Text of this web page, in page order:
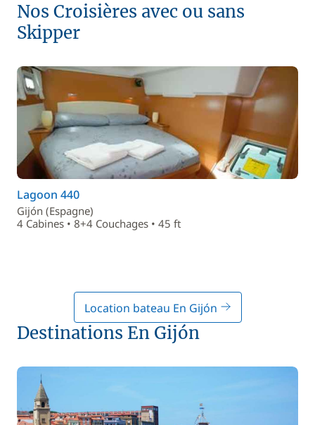
Nos Croisières avec ou sans
Skipper
Lagoon 440
Gijón (Espagne)
4 Cabines • 8+4 Couchages • 45 ft
Location bateau En Gijón
Destinations En Gijón